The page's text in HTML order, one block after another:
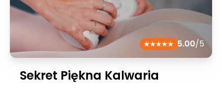
5.00/5
Sekret Piękna Kalwaria